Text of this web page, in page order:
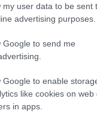
my user data to be sent
advertising purposes.
Google to send me
Google to enable
like cookies on web
in apps.
leggyakrabban
A Cápák
első és második
akik közül a
üzletember
után fiús apukává
a vállalkozásairól